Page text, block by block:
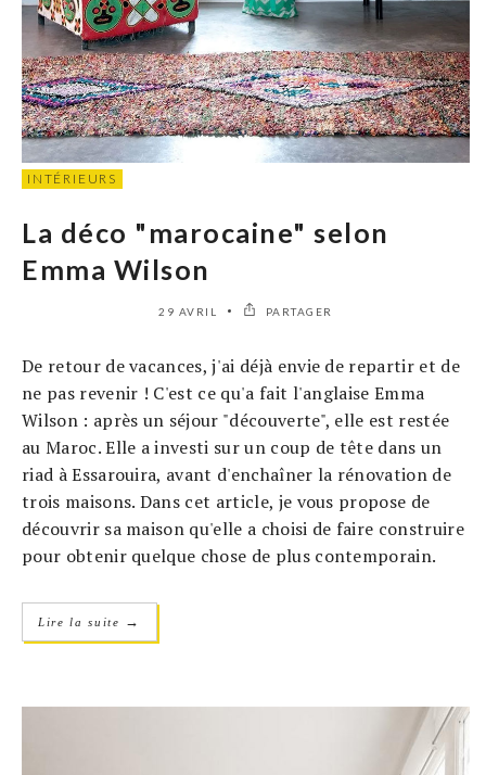
INTÉRIEURS
La déco "marocaine" selon
Emma Wilson
29 AVRIL PARTAGER
De retour de vacances, j'ai déjà envie de repartir et de
ne pas revenir ! C'est ce qu'a fait l'anglaise Emma
Wilson : après un séjour "découverte", elle est restée
au Maroc. Elle a investi sur un coup de tête dans un
riad à Essarouira, avant d'enchaîner la rénovation de
trois maisons. Dans cet article, je vous propose de
découvrir sa maison qu'elle a choisi de faire construire
pour obtenir quelque chose de plus contemporain.
Lire la suite →